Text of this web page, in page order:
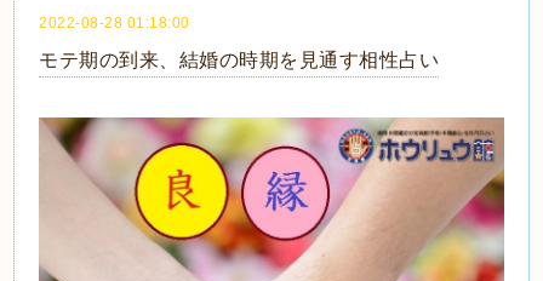
2022-08-28 01:18:00
モテ期の到来、結婚の時期を見通す相性占い